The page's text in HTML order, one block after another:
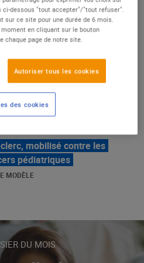
MODÈLE
mobilisé contre les
pédiatriques
MODÈLE
E.LECLERC ET
MODÈLE
» - La nouvelle revue de
de Marque Repère
DE QUALITÉ
DU MOIS
dessous "tout accepter"/"tout refuser".
sur ce site pour une durée de 6 mois.
en cliquant sur le bouton
chaque page de notre site.
Autoriser tous les cookies
des cookies